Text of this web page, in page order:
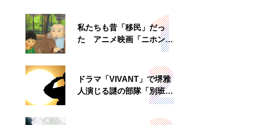
私たちも昔「移民」だっ
た アニメ映画「ニホンジ
ドラマ「VIVANT」で堺雅
人演じる謎の部隊「別班」
は実在する？内情知る人物